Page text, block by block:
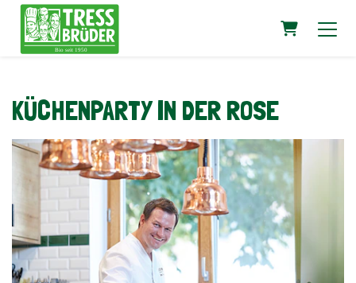
Warenkorb
KÜCHENPARTY IN DER ROSE